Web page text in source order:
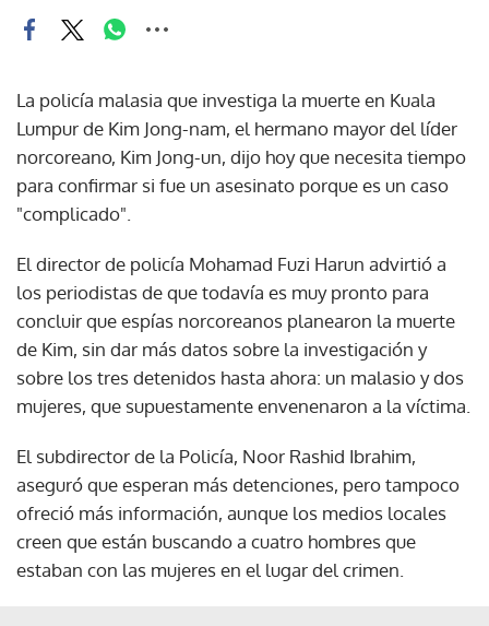
La policía malasia que investiga la muerte en Kuala
Lumpur de Kim Jong-nam, el hermano mayor del líder
norcoreano, Kim Jong-un, dijo hoy que necesita tiempo
para confirmar si fue un asesinato porque es un caso
"complicado".
El director de policía Mohamad Fuzi Harun advirtió a
los periodistas de que todavía es muy pronto para
concluir que espías norcoreanos planearon la muerte
de Kim, sin dar más datos sobre la investigación y
sobre los tres detenidos hasta ahora: un malasio y dos
mujeres, que supuestamente envenenaron a la víctima.
El subdirector de la Policía, Noor Rashid Ibrahim,
aseguró que esperan más detenciones, pero tampoco
ofreció más información, aunque los medios locales
creen que están buscando a cuatro hombres que
estaban con las mujeres en el lugar del crimen.